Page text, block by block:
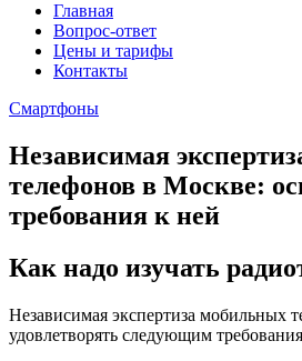
Главная
Вопрос-ответ
Цены и тарифы
Контакты
Смартфоны
Независимая
телефонов в Москве:
требования к ней
Как надо изучать
Независимая экспертиза мобильных
удовлетворять следующим